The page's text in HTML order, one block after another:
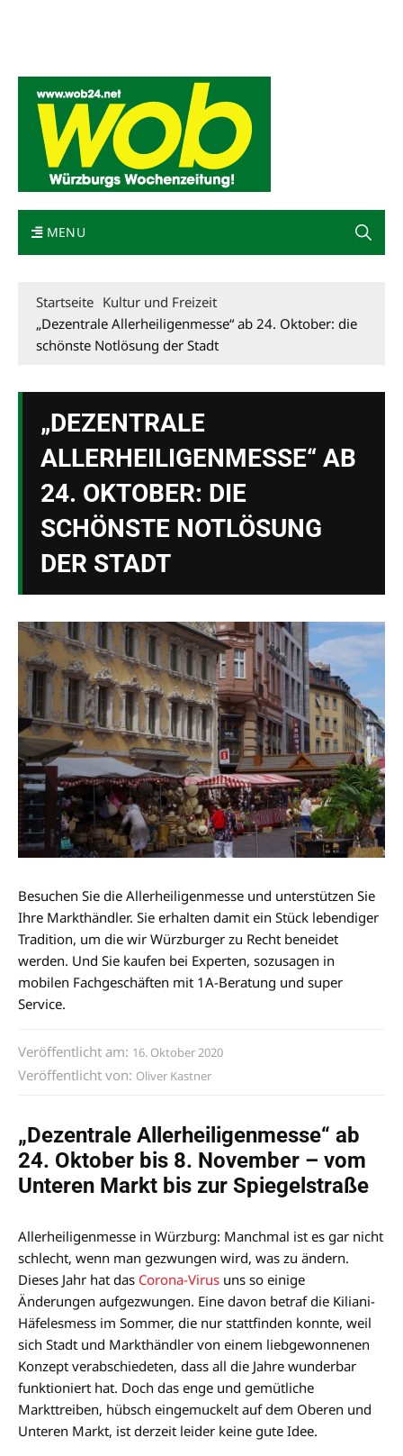
MENU
Startseite Kultur und Freizeit
„Dezentrale Allerheiligenmesse“ ab 24. Oktober: die
schönste Notlösung der Stadt
„DEZENTRALE
ALLERHEILIGENMESSE“ AB
24. OKTOBER: DIE
SCHÖNSTE NOTLÖSUNG
DER STADT
Besuchen Sie die Allerheiligenmesse und unterstützen Sie
Ihre Markthändler. Sie erhalten damit ein Stück lebendiger
Tradition, um die wir Würzburger zu Recht beneidet
werden. Und Sie kaufen bei Experten, sozusagen in
mobilen Fachgeschäften mit 1A-Beratung und super
Service.
Veröffentlicht am: 16. Oktober 2020
Veröffentlicht von: Oliver Kastner
„Dezentrale Allerheiligenmesse“ ab
24. Oktober bis 8. November – vom
Unteren Markt bis zur Spiegelstraße
Allerheiligenmesse in Würzburg: Manchmal ist es gar nicht
schlecht, wenn man gezwungen wird, was zu ändern.
Dieses Jahr hat das Corona-Virus uns so einige
Änderungen aufgezwungen. Eine davon betraf die Kiliani-
Häfelesmess im Sommer, die nur stattfinden konnte, weil
sich Stadt und Markthändler von einem liebgewonnenen
Konzept verabschiedeten, dass all die Jahre wunderbar
funktioniert hat. Doch das enge und gemütliche
Markttreiben, hübsch eingemuckelt auf dem Oberen und
Unteren Markt, ist derzeit leider keine gute Idee.